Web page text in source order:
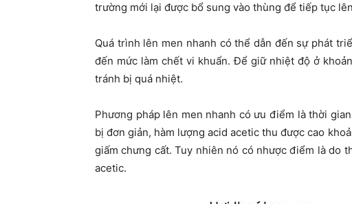
trường mới lại được bổ sung vào thùng để tiếp tục
Quá trình lên men nhanh có thể dẫn đến sự phát
đến mức làm chết vi khuẩn. Để giữ nhiệt độ ở
tránh bị quá nhiệt.
Phương pháp lên men nhanh có ưu điểm là thời
bị đơn giản, hàm lượng acid acetic thu được cao
giấm chưng cất. Tuy nhiên nó có nhược điểm là do
acetic.